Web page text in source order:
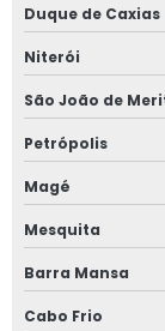
Peças em grafite
Rotor grafite
Silicato de cálcio
Tinta para
Tinta refratária
Material refratário
Duque de Caxias
Niterói
São João de
Petrópolis
Magé
Mesquita
Barra Mansa
Cabo Frio